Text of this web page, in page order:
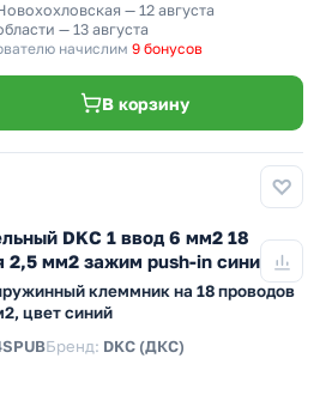
— 12 августа
— 13 августа
начислим 9 бонусов
В корзину
DKC 1 ввод 6 мм2 18